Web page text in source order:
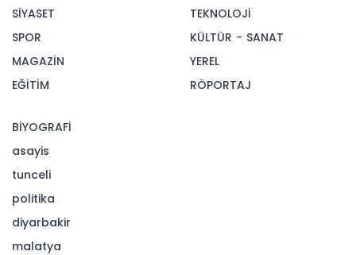
SİYASET
SPOR
MAGAZİN
EĞİTİM
TEKNOLOJİ
KÜLTÜR - SANAT
YEREL
RÖPORTAJ
BİYOGRAFİ
asayis
tunceli
politika
diyarbakir
malatya